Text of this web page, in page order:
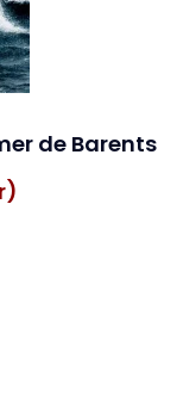
de Barents